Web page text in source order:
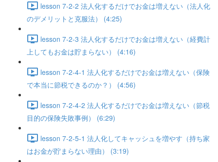
lesson 7-2-2 法人化するだけでお金は増えない（法人化
のデメリットと克服法） (4:25)
lesson 7-2-3 法人化するだけでお金は増えない（経費計
上してもお金は貯まらない） (4:16)
lesson 7-2-4-1 法人化するだけでお金は増えない（保険
で本当に節税できるのか？） (4:56)
lesson 7-2-4-2 法人化するだけでお金は増えない（節税
目的の保険失敗事例） (6:29)
lesson 7-2-5-1 法人化してキャッシュを増やす（持ち家
はお金が貯まらない理由） (3:19)